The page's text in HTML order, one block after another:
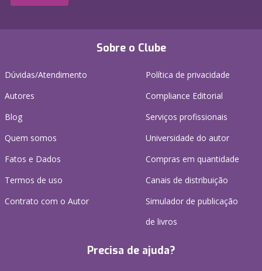
Sobre o Clube
Dúvidas/Atendimento
Autores
Blog
Quem somos
Fatos e Dados
Termos de uso
Contrato com o Autor
Política de privacidade
Compliance Editorial
Serviços profissionais
Universidade do autor
Compras em quantidade
Canais de distribuição
Simulador de publicação
de livros
Precisa de ajuda?